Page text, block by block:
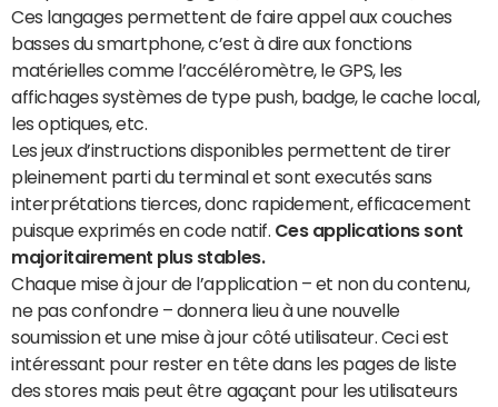
Ces langages permettent de faire appel aux couches
basses du smartphone, c’est à dire aux fonctions
matérielles comme l’accéléromètre, le GPS, les
affichages systèmes de type push, badge, le cache local,
les optiques, etc.
Les jeux d’instructions disponibles permettent de tirer
pleinement parti du terminal et sont executés sans
interprétations tierces, donc rapidement, efficacement
puisque exprimés en code natif. Ces applications sont
majoritairement plus stables.
Chaque mise à jour de l’application – et non du contenu,
ne pas confondre – donnera lieu à une nouvelle
soumission et une mise à jour côté utilisateur. Ceci est
intéressant pour rester en tête dans les pages de liste
des stores mais peut être agaçant pour les utilisateurs